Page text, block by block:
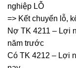
nghiệp LỖ
=> Kết chuyển lỗ,
Nợ TK 4211 – Lợi
năm trước
Có TK 4212 – Lợi